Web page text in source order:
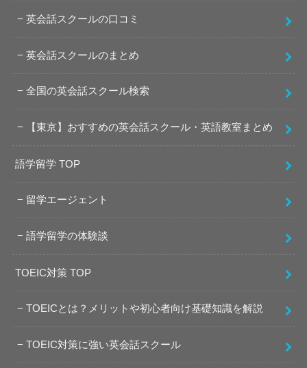
英会話スクールの口コミ
英会話スクールのまとめ
全国の英会話スクール検索
【東京】おすすめの英会話スクール・英語教室まとめ
語学留学 TOP
留学エージェント
語学留学の体験談
TOEIC対策 TOP
TOEICとは？メリットや初心者向け基礎知識を解説
TOEIC対策に強い英会話スクール